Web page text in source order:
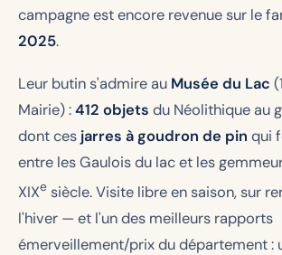
campagne est encore revenue sur le
2025.
Leur butin s'admire au Musée du Lac
Mairie) :412 objets du Néolithique au
dont ces jarres à goudron de pin qui
entre les Gaulois du lac et les
XIXe siècle. Visite libre en saison, sur
l'hiver — et l'un des meilleurs rapports
émerveillement/prix du département :